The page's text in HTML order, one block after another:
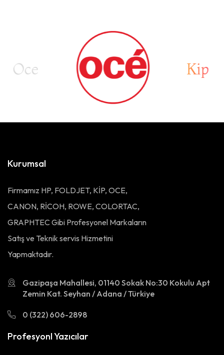
Oce Kip
Kurumsal
Firmamız HP, FOLDJET, KİP, OCE,
CANON, RİCOH, ROWE, COLORTAC,
GRAPHTEC Gibi Profesyonel Markaların
Satış ve Teknik servis Hizmetini
Yapmaktadır.
Gazipaşa Mahallesi, 01140 Sokak No:30 Kokulu Apt
Zemin Kat. Seyhan / Adana / Türkiye
0 (322) 606-2898
Profesyonl Yazıcılar